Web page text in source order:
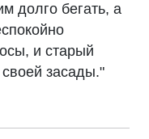
долго бегать, а
и старый
засады."